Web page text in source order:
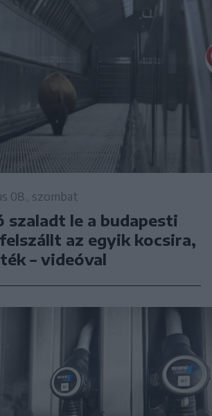
08., szombat
szaladt le a budapesti
az egyik kocsira,
– videóval